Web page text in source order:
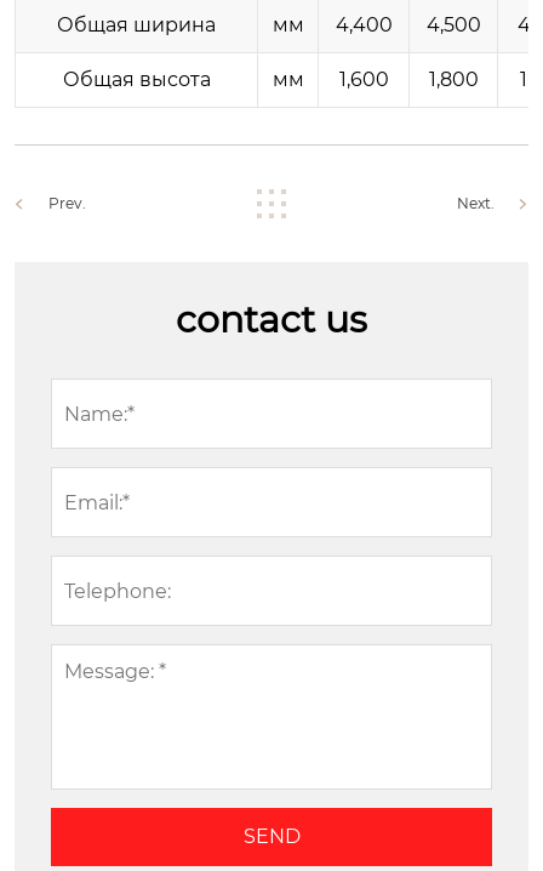
Общая ширина мм 4,400 4,500
Общая высота мм 1,600 1,800
Prev. Next.
contact us